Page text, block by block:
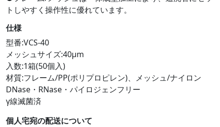
トしやすく操作性に優れています。
仕様
型番:VCS-40
メッシュサイズ:40μm
入数:1箱(50個入)
材質:フレーム/PP(ポリプロピレン)、メッシュ/ナイロン
DNase・RNase・パイロジェンフリー
γ線滅菌済
個人宅宛の配送について